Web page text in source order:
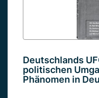
Deutschlands
politischen
Phänomen in